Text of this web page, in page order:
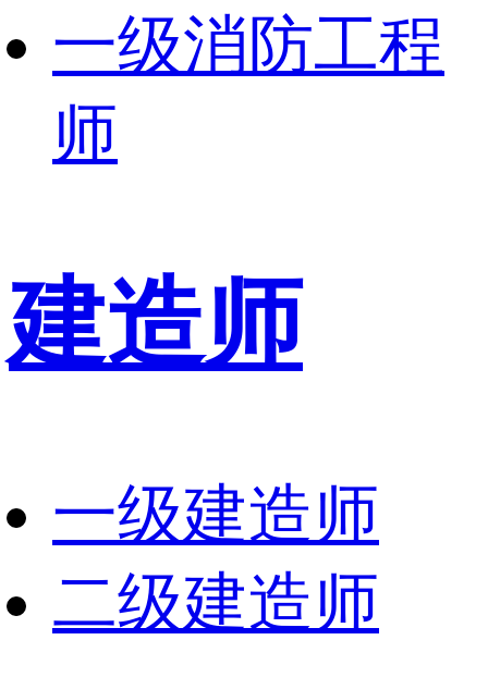
一级消防工程
师
建造师
一级建造师
二级建造师